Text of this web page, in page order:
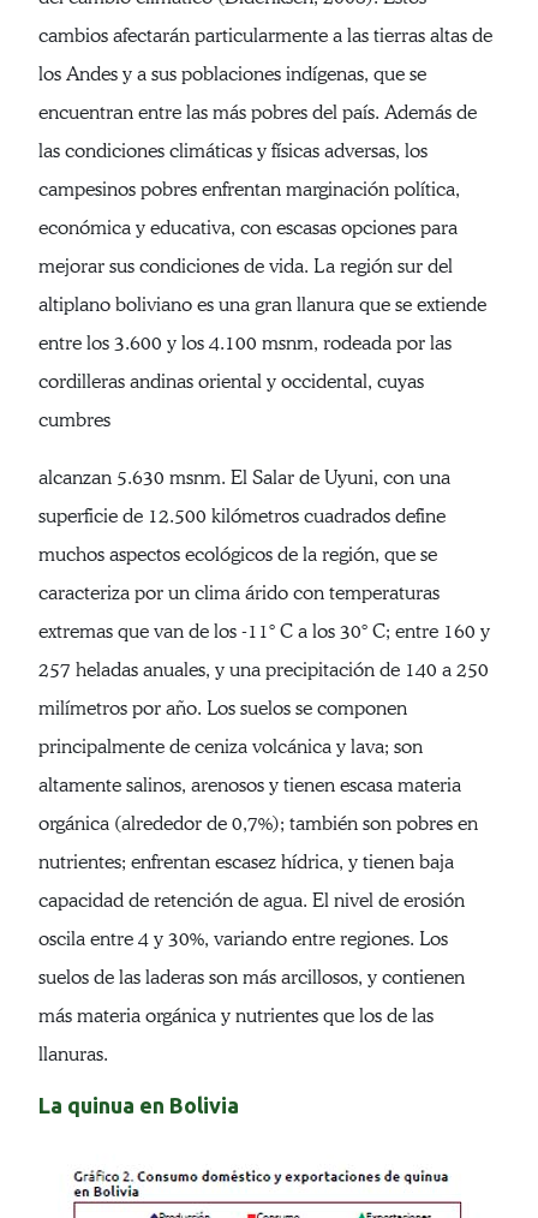
cambios afectarán particularmente a las tierras altas de
los Andes y a sus poblaciones indígenas, que se
encuentran entre las más pobres del país. Además de
las condiciones climáticas y físicas adversas, los
campesinos pobres enfrentan marginación política,
económica y educativa, con escasas opciones para
mejorar sus condiciones de vida. La región sur del
altiplano boliviano es una gran llanura que se extiende
entre los 3.600 y los 4.100 msnm, rodeada por las
cordilleras andinas oriental y occidental, cuyas
cumbres
alcanzan 5.630 msnm. El Salar de Uyuni, con una
superficie de 12.500 kilómetros cuadrados define
muchos aspectos ecológicos de la región, que se
caracteriza por un clima árido con temperaturas
extremas que van de los -11° C a los 30° C; entre 160 y
257 heladas anuales, y una precipitación de 140 a 250
milímetros por año. Los suelos se componen
principalmente de ceniza volcánica y lava; son
altamente salinos, arenosos y tienen escasa materia
orgánica (alrededor de 0,7%); también son pobres en
nutrientes; enfrentan escasez hídrica, y tienen baja
capacidad de retención de agua. El nivel de erosión
oscila entre 4 y 30%, variando entre regiones. Los
suelos de las laderas son más arcillosos, y contienen
más materia orgánica y nutrientes que los de las
llanuras.
La quinua en Bolivia